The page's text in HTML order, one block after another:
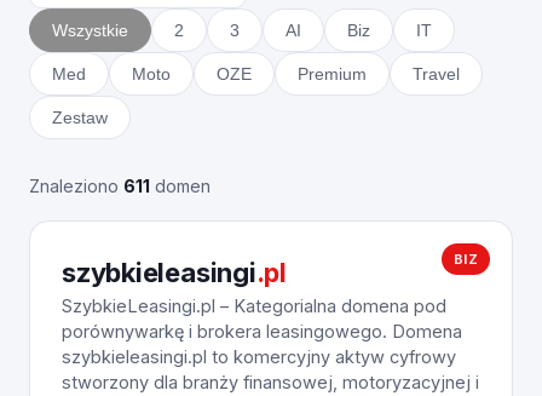
Wszystkie 2 3 AI Biz IT
Med Moto OZE Premium Travel
Zestaw
Znaleziono 611 domen
BIZ
szybkieleasingi.pl
SzybkieLeasingi.pl – Kategorialna domena pod
porównywarkę i brokera leasingowego. Domena
szybkieleasingi.pl to komercyjny aktyw cyfrowy
stworzony dla branży finansowej, motoryzacyjnej i